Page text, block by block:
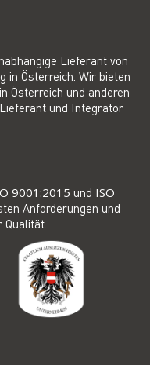
Lieferant von
in Österreich. Wir bieten
Österreich und anderen
und Integrator
9001:2015 und ISO
Anforderungen und
Qualität.